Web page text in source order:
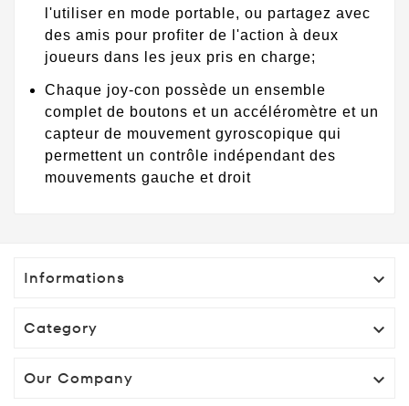
l'utiliser en mode portable, ou partagez avec
des amis pour profiter de l'action à deux
joueurs dans les jeux pris en charge;
Chaque joy-con possède un ensemble
complet de boutons et un accéléromètre et un
capteur de mouvement gyroscopique qui
permettent un contrôle indépendant des
mouvements gauche et droit
Informations 
Category 
Our Company 